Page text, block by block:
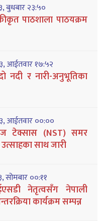
बुधबार २३:५०
पाठशाला पाठयक्रम
आईतवार १७:५२
नदी र नारी-अनुभूतिका
आईतवार ००:००
टेक्सास (NST) समर
साथ जारी
सोमबार ००:११
नेतृत्वसँग नेपाली
कार्यक्रम सम्पन्न